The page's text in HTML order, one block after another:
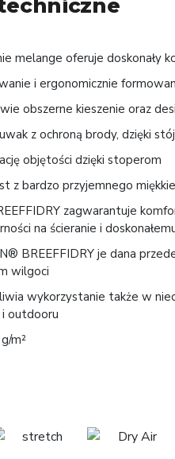
melange oferuje doskonały
i ergonomicznie
obszerne kieszenie oraz
z ochroną brody, dzięki
objętości dzięki stoperom
z bardzo przyjemnego
zagwarantuje
na ścieranie i
BREEFFIDRY je dana
wilgoci
wykorzystanie także w
outdooru
m²